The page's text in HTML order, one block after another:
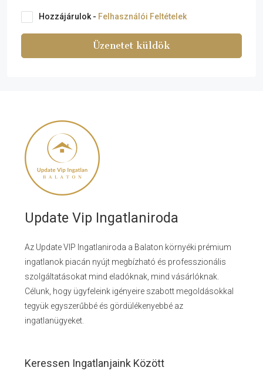
Hozzájárulok - Felhasználói Feltételek
Üzenetet küldök
Update Vip Ingatlaniroda
Az Update VIP Ingatlaniroda a Balaton környéki prémium
ingatlanok piacán nyújt megbízható és professzionális
szolgáltatásokat mind eladóknak, mind vásárlóknak.
Célunk, hogy ügyfeleink igényeire szabott megoldásokkal
tegyük egyszerűbbé és gördülékenyebbé az
ingatlanügyeket.
Keressen Ingatlanjaink Között